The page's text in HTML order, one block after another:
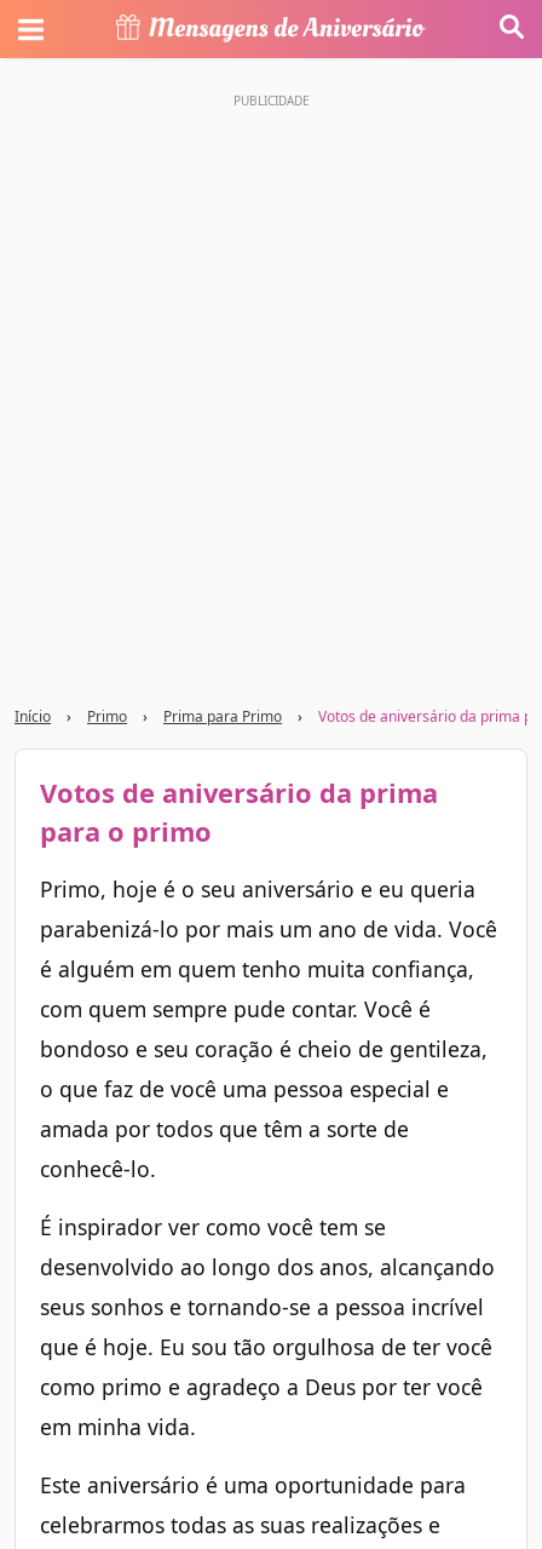
Início › Primo › Prima para Primo › Votos de aniversário da prima
Votos de aniversário da prima
para o primo
Primo, hoje é o seu aniversário e eu queria
parabenizá-lo por mais um ano de vida. Você
é alguém em quem tenho muita confiança,
com quem sempre pude contar. Você é
bondoso e seu coração é cheio de gentileza,
o que faz de você uma pessoa especial e
amada por todos que têm a sorte de
conhecê-lo.
É inspirador ver como você tem se
desenvolvido ao longo dos anos, alcançando
seus sonhos e tornando-se a pessoa incrível
que é hoje. Eu sou tão orgulhosa de ter você
como primo e agradeço a Deus por ter você
em minha vida.
Este aniversário é uma oportunidade para
celebrarmos todas as suas realizações e